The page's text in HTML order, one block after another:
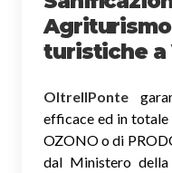
turistiche a
OltreIlPonte
efficace ed in
OZONO o di
dal Ministero